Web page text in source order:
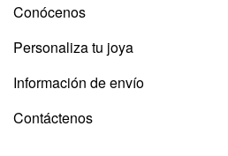
Conócenos
Personaliza tu joya
Información de envío
Contáctenos